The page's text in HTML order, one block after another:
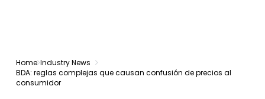
Home Industry News
BDA: reglas complejas que causan confusión de precios al
consumidor